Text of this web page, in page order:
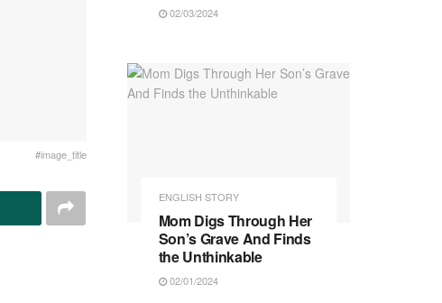
#image_title
02/03/2024
ENGLISH STORY
Mom Digs Through Her
Son’s Grave And Finds
the Unthinkable
02/01/2024